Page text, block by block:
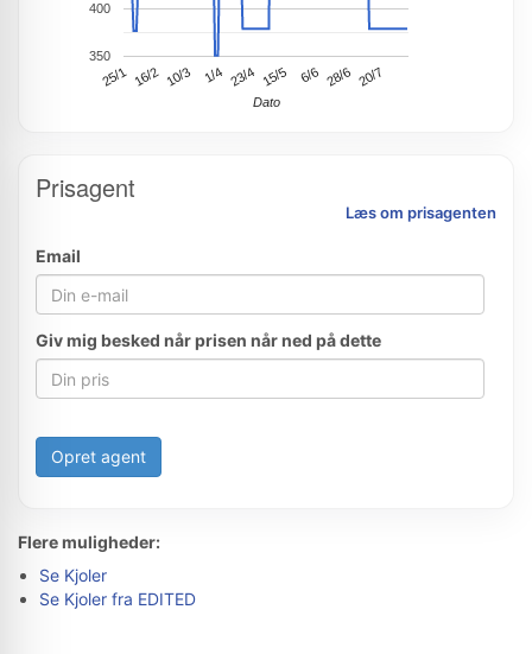
25/1 16/2 10/3 1/4 23/4 15/5 6/6 28/6 20/7
350
400
Dato
Prisagent
Læs om prisagenten
Email
Giv mig besked når prisen når ned på dette
Opret agent
Flere muligheder:
Se Kjoler
Se Kjoler fra EDITED